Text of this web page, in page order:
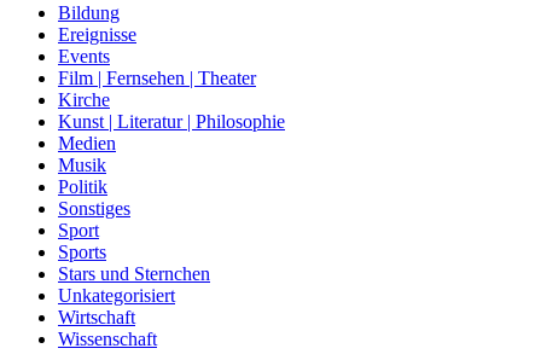
Bildung
Ereignisse
Events
Film | Fernsehen | Theater
Kirche
Kunst | Literatur | Philosophie
Medien
Musik
Politik
Sonstiges
Sport
Sports
Stars und Sternchen
Unkategorisiert
Wirtschaft
Wissenschaft